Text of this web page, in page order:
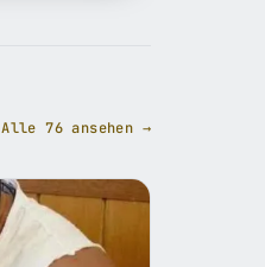
Alle 76 ansehen →